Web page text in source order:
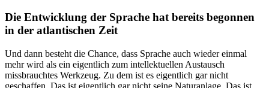
Die Entwicklung der Sprache hat bereits begonnen
in der atlantischen Zeit
Und dann besteht die Chance, dass Sprache auch wieder einmal
mehr wird als ein eigentlich zum intellektuellen Austausch
missbrauchtes Werkzeug. Zu dem ist es eigentlich gar nicht